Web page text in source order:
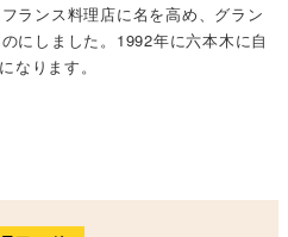
ランス料理店に名を高め、グラン
にしました。1992年に六本木に自
なります。